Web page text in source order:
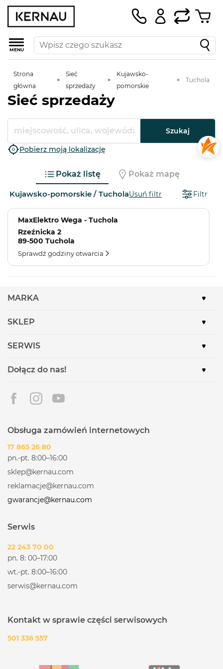
MENU
Strona
główna
Sieć
sprzedaży
Kujawsko-
pomorskie
Tuchola
Sieć sprzedaży
Szukaj
Pobierz moją lokalizację
Pokaż listę Pokaż mapę
Kujawsko-pomorskie / TucholaUsuń filtr Filtr
MaxElektro Wega - Tuchola
Rzeźnicka 2
89-500 Tuchola
Sprawdź godziny otwarcia
MARKA
SKLEP
SERWIS
Dołącz do nas!
Obsługa zamówień internetowych
17 865 26 80
pn.-pt. 8:00–16:00
sklep@kernau.com
reklamacje@kernau.com
gwarancje@kernau.com
Serwis
22 243 70 00
pn. 8: 00–17:00
wt.-pt. 8:00–16:00
serwis@kernau.com
Kontakt w sprawie części serwisowych
501 336 557